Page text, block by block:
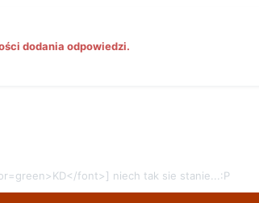
dodania odpowiedzi.
font>] niech tak sie stanie...:P